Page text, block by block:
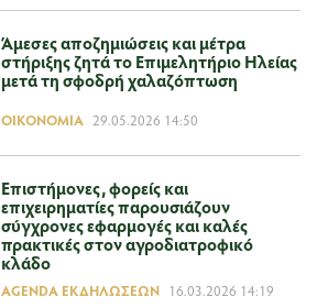
Άμεσες αποζημιώσεις και μέτρα
στήριξης ζητά το Επιμελητήριο Ηλείας
μετά τη σφοδρή χαλαζόπτωση
ΟΙΚΟΝΟΜΊΑ 29.05.2026 14:50
Επιστήμονες, φορείς και
επιχειρηματίες παρουσιάζουν
σύγχρονες εφαρμογές και καλές
πρακτικές στον αγροδιατροφικό
κλάδο
AGENDA ΕΚΔΗΛΏΣΕΩΝ 16.03.2026 14:19